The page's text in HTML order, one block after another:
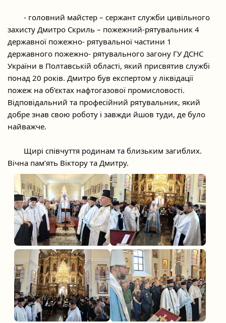
захисту Дмитро Скриль – пожежний-рятувальник 4
державної пожежно- рятувальної частини 1
державного пожежно- рятувального загону ГУ ДСНС
України в Полтавській області, який присвятив службі
понад 20 років. Дмитро був експертом у ліквідації
пожеж на об’єктах нафтогазової промисловості.
Відповідальний та професійний рятувальник, який
добре знав свою роботу і завжди йшов туди, де було
найважче.
Вічна пам’ять Віктору та Дмитру.